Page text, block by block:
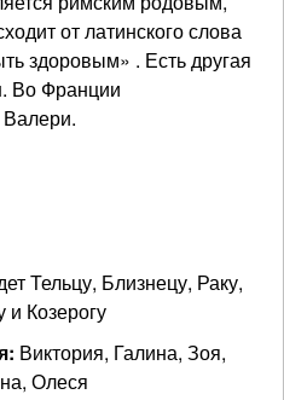
от латинского слова
здоровым» . Есть другая
Во Франции
Тельцу, Близнецу, Раку,
и Козерогу
Виктория, Галина, Зоя,
Олеся